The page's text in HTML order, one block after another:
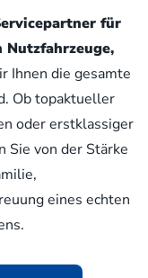
für
Nutzfahrzeuge,
Ihnen die gesamte
Ob topaktueller
oder erstklassiger
Sie von der Stärke
eines echten